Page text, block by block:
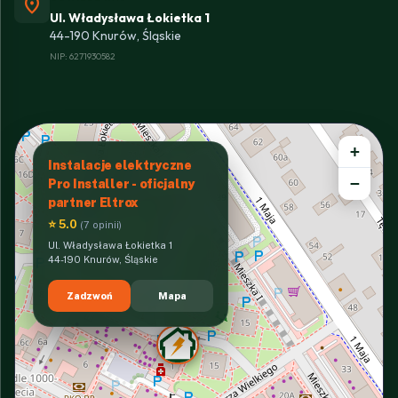
location_on
Ul. Władysława Łokietka 1
44-190 Knurów, Śląskie
NIP: 6271930582
Instalacje elektryczne
Pro Installer - oficjalny
partner Eltrox
⭐ 5.0 (7 opinii)
Ul. Władysława Łokietka 1
44-190 Knurów, Śląskie
Zadzwoń Mapa
+
−